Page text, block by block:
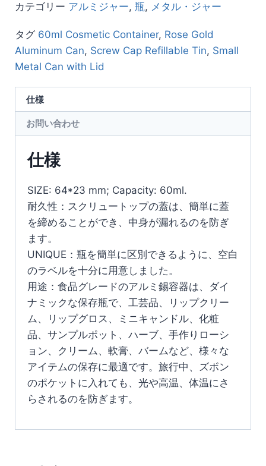
カテゴリー アルミジャー, 瓶, メタル・ジャー
タグ 60ml Cosmetic Container, Rose Gold
Aluminum Can, Screw Cap Refillable Tin, Small
Metal Can with Lid
仕様
お問い合わせ
仕様
SIZE: 64*23 mm; Capacity: 60ml.
耐久性：スクリュートップの蓋は、簡単に蓋
を締めることができ、中身が漏れるのを防ぎ
ます。
UNIQUE：瓶を簡単に区別できるように、空白
のラベルを十分に用意しました。
用途：食品グレードのアルミ錫容器は、ダイ
ナミックな保存瓶で、工芸品、リップクリー
ム、リップグロス、ミニキャンドル、化粧
品、サンプルポット、ハーブ、手作りローシ
ョン、クリーム、軟膏、バームなど、様々な
アイテムの保存に最適です。旅行中、ズボン
のポケットに入れても、光や高温、体温にさ
らされるのを防ぎます。